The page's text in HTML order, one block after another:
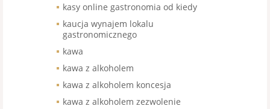
kasy online gastronomia od kiedy
kaucja wynajem lokalu
gastronomicznego
kawa
kawa z alkoholem
kawa z alkoholem koncesja
kawa z alkoholem zezwolenie